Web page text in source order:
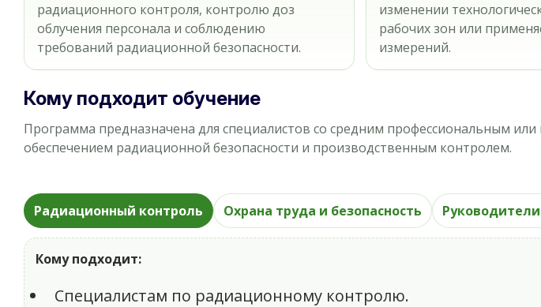
радиационного контроля, контролю доз
облучения персонала и соблюдению
требований радиационной безопасности.
изменении
рабочих зон или
измерений.
Кому подходит обучение
Программа предназначена для специалистов со средним профессиональным
обеспечением радиационной безопасности и производственным контролем.
Радиационный контроль Охрана труда и безопасность
Кому подходит:
Специалистам по радиационному контролю.